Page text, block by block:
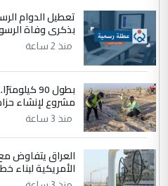
تعطيل الدوام
بذكرى وفاة
منذ 2 ساعة
بطول 90
مشروع لإنشاء
منذ 3 ساعة
العراق يتفاوض
الأمريكية لبناء خط